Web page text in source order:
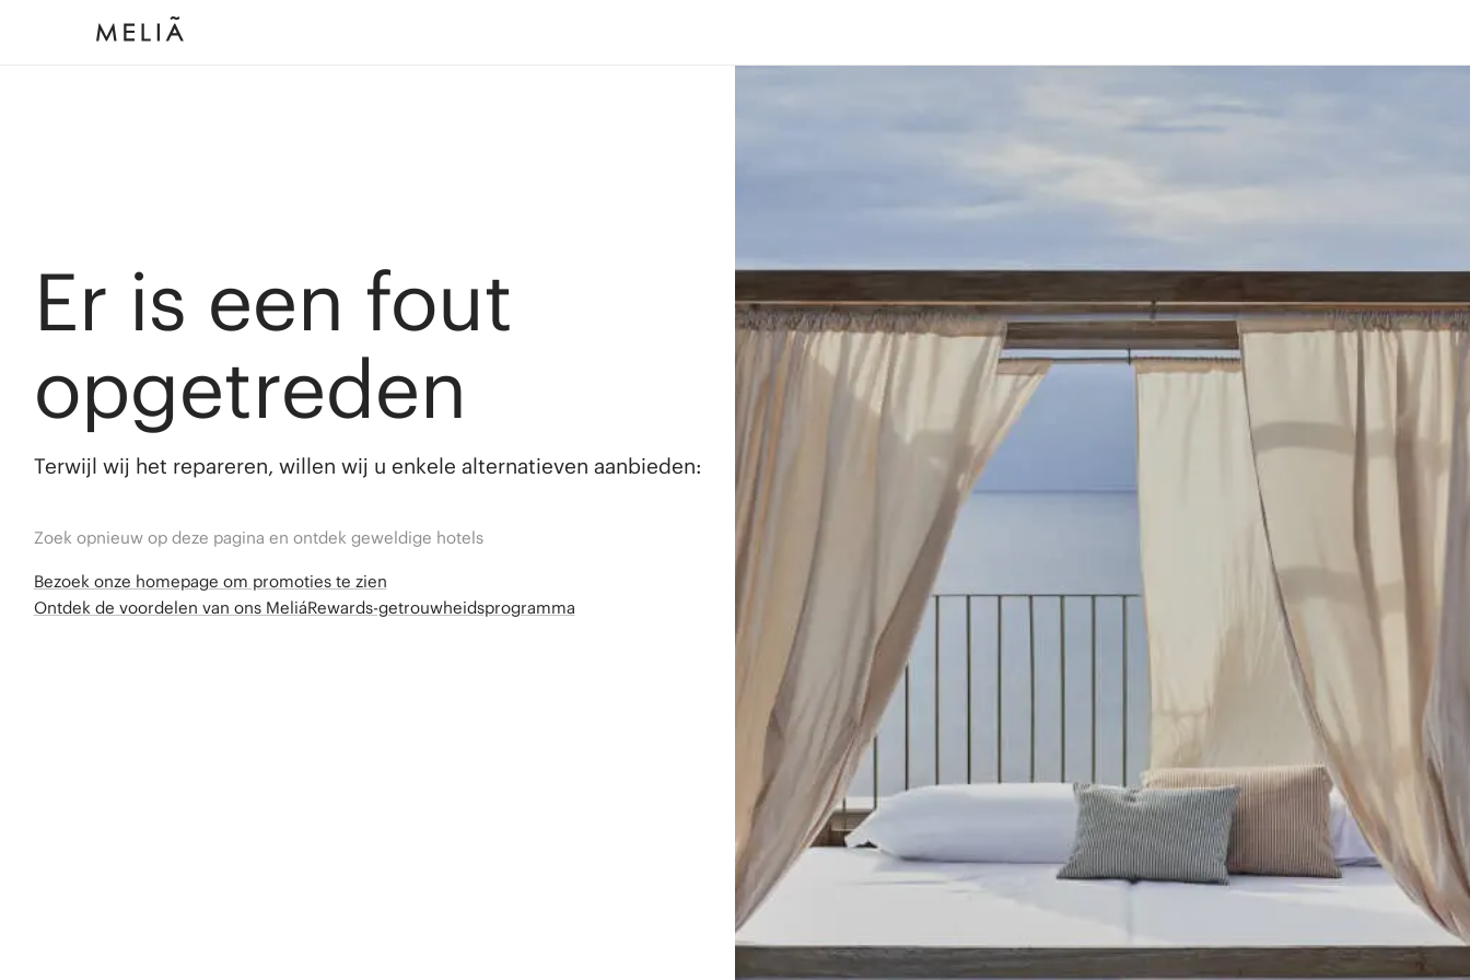
Er is een fout
opgetreden
Terwijl wij het repareren, willen wij u enkele alternatieven aanbieden:
Zoek opnieuw op deze pagina en ontdek geweldige hotels
Bezoek onze homepage om promoties te zien
Ontdek de voordelen van ons MeliáRewards-getrouwheidsprogramma